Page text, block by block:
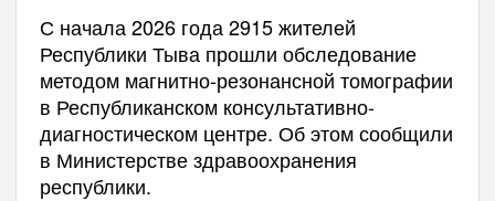
С начала 2026 года 2915 жителей
Республики Тыва прошли обследование
методом магнитно-резонансной томографии
в Республиканском консультативно-
диагностическом центре. Об этом сообщили
в Министерстве здравоохранения
республики.